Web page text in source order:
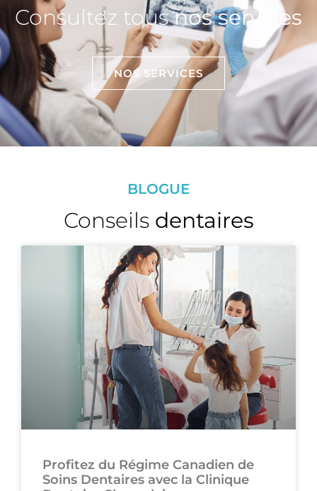
Consultez tousnos services
NOS SERVICES
BLOGUE
Conseils dentaires
Profitez du Régime Canadien de
Soins Dentaires avec la Clinique